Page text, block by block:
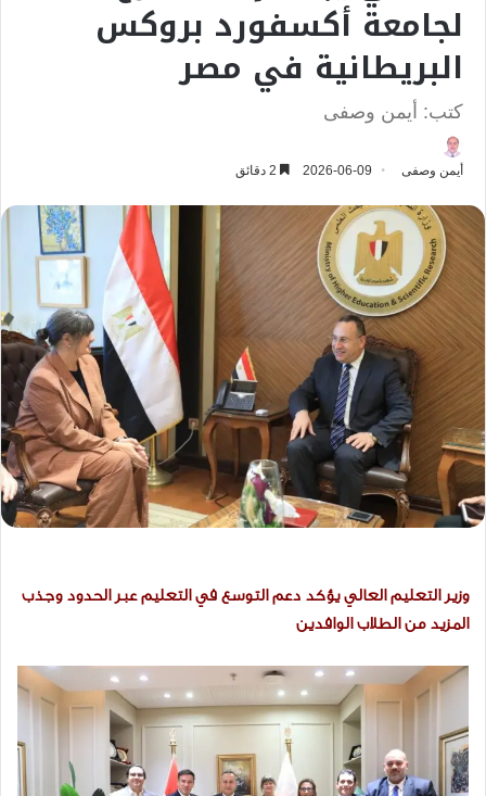
لجامعة أكسفورد بروكس
البريطانية في مصر
كتب: أيمن وصفى
أيمن وصفى 2026-06-09
وزير التعليم العالي يؤكد دعم التوسع في التعليم عبر الحدود وجذب
المزيد من الطلاب الوافدين